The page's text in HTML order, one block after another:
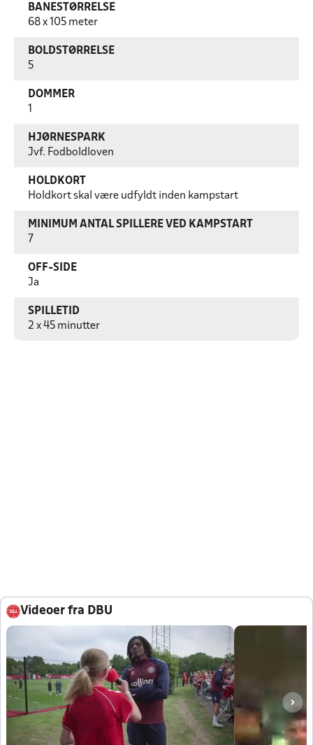
BANESTØRRELSE
68 x 105 meter
BOLDSTØRRELSE
5
DOMMER
HJØRNESPARK
Jvf. Fodboldloven
HOLDKORT
Holdkort skal være udfyldt inden kampstart
MINIMUM ANTAL SPILLERE VED KAMPSTART
7
OFF-SIDE
Ja
SPILLETID
2 x 45 minutter
Videoer fra DBU